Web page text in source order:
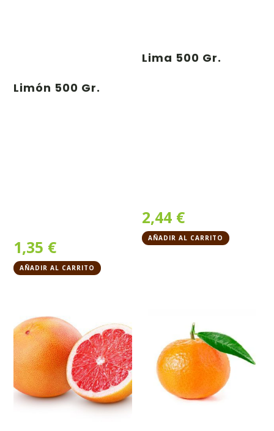
Limón 500 Gr.
1,35 €
AÑADIR AL CARRITO
Lima 500 Gr.
2,44 €
AÑADIR AL CARRITO